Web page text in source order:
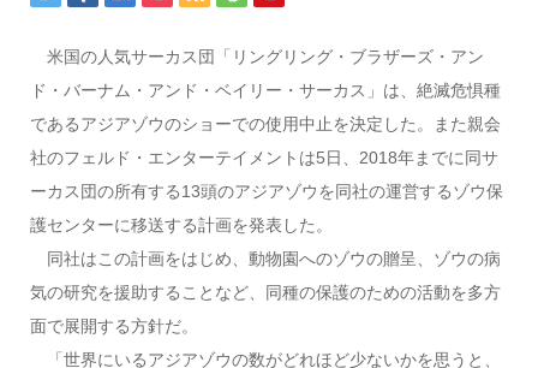
米国の人気サーカス団「リングリング・ブラザーズ・アン
ド・バーナム・アンド・ベイリー・サーカス」は、絶滅危惧種
であるアジアゾウのショーでの使用中止を決定した。また親会
社のフェルド・エンターテイメントは5日、2018年までに同サ
ーカス団の所有する13頭のアジアゾウを同社の運営するゾウ保
護センターに移送する計画を発表した。
同社はこの計画をはじめ、動物園へのゾウの贈呈、ゾウの病
気の研究を援助することなど、同種の保護のための活動を多方
面で展開する方針だ。
「世界にいるアジアゾウの数がどれほど少ないかを思うと、